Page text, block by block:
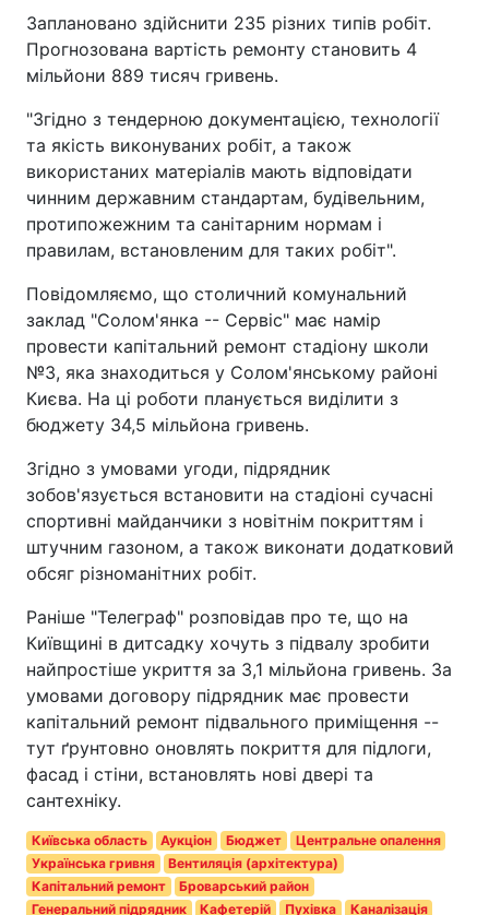
Заплановано здійснити 235 різних типів робіт.
Прогнозована вартість ремонту становить 4
мільйони 889 тисяч гривень.
"Згідно з тендерною документацією, технології
та якість виконуваних робіт, а також
використаних матеріалів мають відповідати
чинним державним стандартам, будівельним,
протипожежним та санітарним нормам і
правилам, встановленим для таких робіт".
Повідомляємо, що столичний комунальний
заклад "Солом'янка -- Сервіс" має намір
провести капітальний ремонт стадіону школи
№3, яка знаходиться у Солом'янському районі
Києва. На ці роботи планується виділити з
бюджету 34,5 мільйона гривень.
Згідно з умовами угоди, підрядник
зобов'язується встановити на стадіоні сучасні
спортивні майданчики з новітнім покриттям і
штучним газоном, а також виконати додатковий
обсяг різноманітних робіт.
Раніше "Телеграф" розповідав про те, що на
Київщині в дитсадку хочуть з підвалу зробити
найпростіше укриття за 3,1 мільйона гривень. За
умовами договору підрядник має провести
капітальний ремонт підвального приміщення --
тут ґрунтовно оновлять покриття для підлоги,
фасад і стіни, встановлять нові двері та
сантехніку.
Київська область Аукціон Бюджет
Центральне опалення
Українська гривня
Вентиляція (архітектура)
Капітальний ремонт
Броварський район
Генеральний підрядник
Кафетерій Пухівка Каналізація